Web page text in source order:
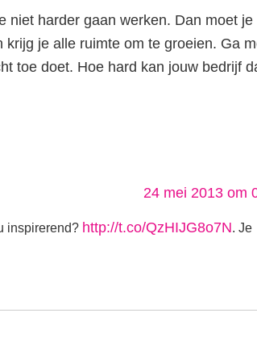
niet harder gaan werken. Dan moet je
je alle ruimte om te groeien. Ga
toe doet. Hoe hard kan jouw bedrijf
24 mei 2013 om
inspirerend? http://t.co/QzHIJG8o7N. Je